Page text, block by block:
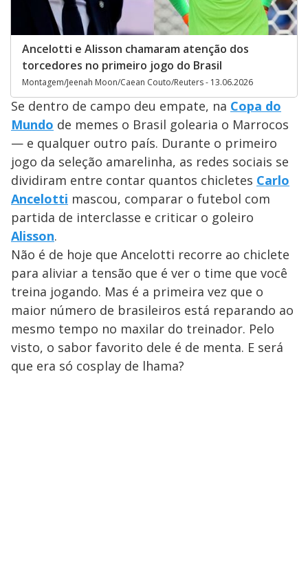
Ancelotti e Alisson chamaram atenção dos
torcedores no primeiro jogo do Brasil
Montagem/Jeenah Moon/Caean Couto/Reuters - 13.06.2026
Se dentro de campo deu empate, na Copa do
Mundo de memes o Brasil golearia o Marrocos
— e qualquer outro país. Durante o primeiro
jogo da seleção amarelinha, as redes sociais se
dividiram entre contar quantos chicletes Carlo
Ancelotti mascou, comparar o futebol com
partida de interclasse e criticar o goleiro
Alisson.
Não é de hoje que Ancelotti recorre ao chiclete
para aliviar a tensão que é ver o time que você
treina jogando. Mas é a primeira vez que o
maior número de brasileiros está reparando ao
mesmo tempo no maxilar do treinador. Pelo
visto, o sabor favorito dele é de menta. E será
que era só cosplay de lhama?